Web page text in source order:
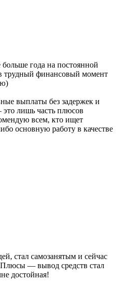
года на постоянной
трудный финансовый момент
выплаты без задержек и
это лишь часть плюсов
всем, кто ищет
основную работу в качестве
стал самозанятым и сейчас
— вывод средств стал
достойная!